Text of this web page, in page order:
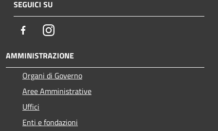
SEGUICI SU
FacebookInstagram
AMMINISTRAZIONE
Organi di Governo
Aree Amministrative
Uffici
Enti e fondazioni